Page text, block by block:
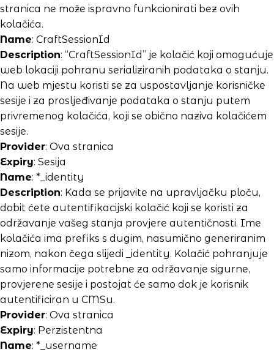
stranica ne može ispravno funkcionirati bez ovih
kolačića.
Name: CraftSessionId
Description: “CraftSessionId” je kolačić koji omogućuje
web lokaciji pohranu serializiranih podataka o stanju.
Na web mjestu koristi se za uspostavljanje korisničke
sesije i za prosljeđivanje podataka o stanju putem
privremenog kolačića, koji se obično naziva kolačićem
sesije.
Provider: Ova stranica
Expiry: Sesija
Name: *_identity
Description: Kada se prijavite na upravljačku ploču,
dobit ćete autentifikacijski kolačić koji se koristi za
održavanje vašeg stanja provjere autentičnosti. Ime
kolačića ima prefiks s dugim, nasumično generiranim
nizom, nakon čega slijedi _identity. Kolačić pohranjuje
samo informacije potrebne za održavanje sigurne,
provjerene sesije i postojat će samo dok je korisnik
autentificiran u CMSu.
Provider: Ova stranica
Expiry: Perzistentna
Name: *_username